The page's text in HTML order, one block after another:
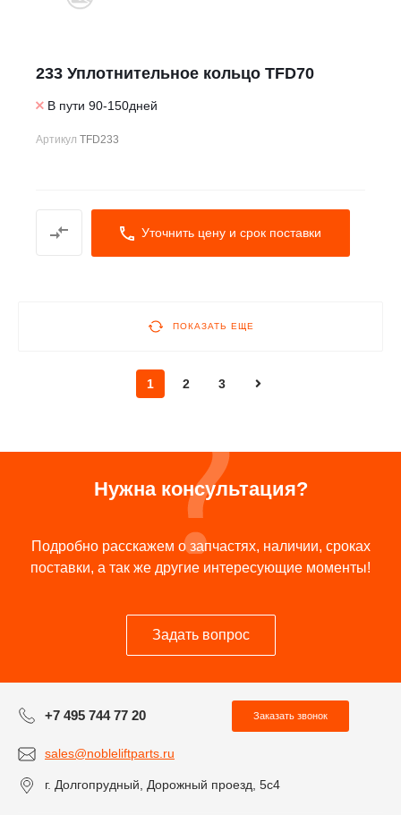
233 Уплотнительное кольцо TFD70
В пути 90-150дней
Артикул TFD233
Уточнить цену и срок поставки
ПОКАЗАТЬ ЕЩЕ
1 2 3
Нужна консультация?
Подробно расскажем о запчастях, наличии, сроках
поставки, а так же другие интересующие моменты!
Задать вопрос
+7 495 744 77 20 Заказать звонок
sales@nobleliftparts.ru
г. Долгопрудный, Дорожный проезд, 5с4